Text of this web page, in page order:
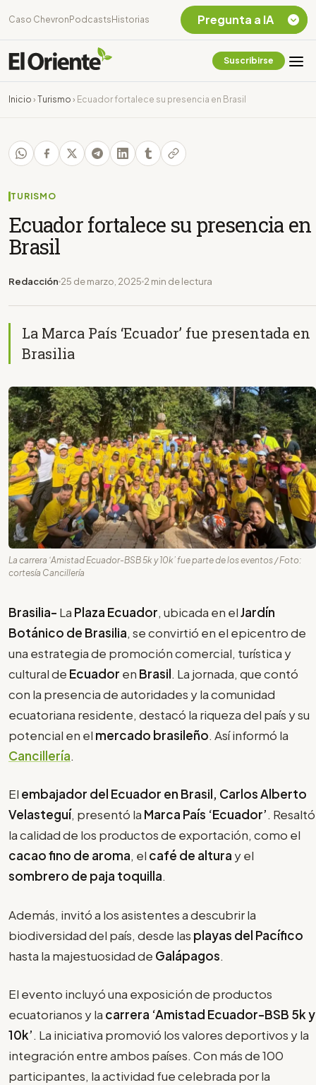
Caso Chevron Podcasts Historias
Suscribirse
Inicio › Turismo › Ecuador fortalece su presencia en Brasil
TURISMO
Ecuador fortalece su presencia en
Brasil
Redacción 25 de marzo, 2025 2 min de lectura
La Marca País ‘Ecuador’ fue presentada en
Brasilia
La carrera ‘Amistad Ecuador-BSB 5k y 10k’ fue parte de los eventos / Foto:
cortesía Cancillería
Brasilia- La Plaza Ecuador, ubicada en elJardín
Botánico de Brasilia, se convirtió en el epicentro de
una estrategia de promoción comercial, turística y
cultural de Ecuador en Brasil. La jornada, que contó
con la presencia de autoridades y la comunidad
ecuatoriana residente, destacó la riqueza del país y su
potencial en el mercado brasileño. Así informó la
Cancillería.
El embajador del Ecuador en Brasil, Carlos Alberto
Velasteguí, presentó la Marca País ‘Ecuador’. Resaltó
la calidad de los productos de exportación, como el
cacao fino de aroma, el café de altura y el
sombrero de paja toquilla.
Además, invitó a los asistentes a descubrir la
biodiversidad del país, desde las playas del Pacífico
hasta la majestuosidad de Galápagos.
El evento incluyó una exposición de productos
ecuatorianos y la carrera ‘Amistad Ecuador-BSB 5k y
10k’. La iniciativa promovió los valores deportivos y la
integración entre ambos países. Con más de 100
participantes, la actividad fue celebrada por la
Pregunta a IA
Chevron Ecuador